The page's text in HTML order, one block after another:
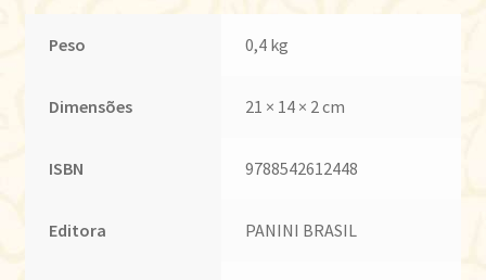
Peso 0,4 kg
Dimensões 21 × 14 × 2 cm
ISBN 9788542612448
Editora PANINI BRASIL